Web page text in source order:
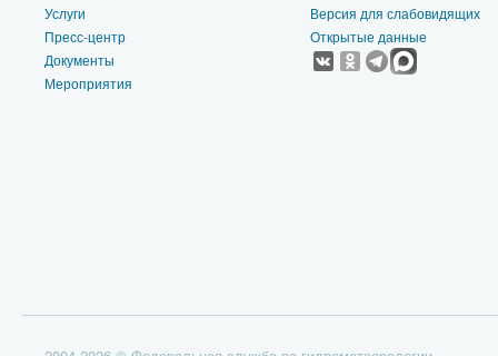
Услуги
Пресс-центр
Документы
Мероприятия
Версия для слабовидящих
Открытые данные